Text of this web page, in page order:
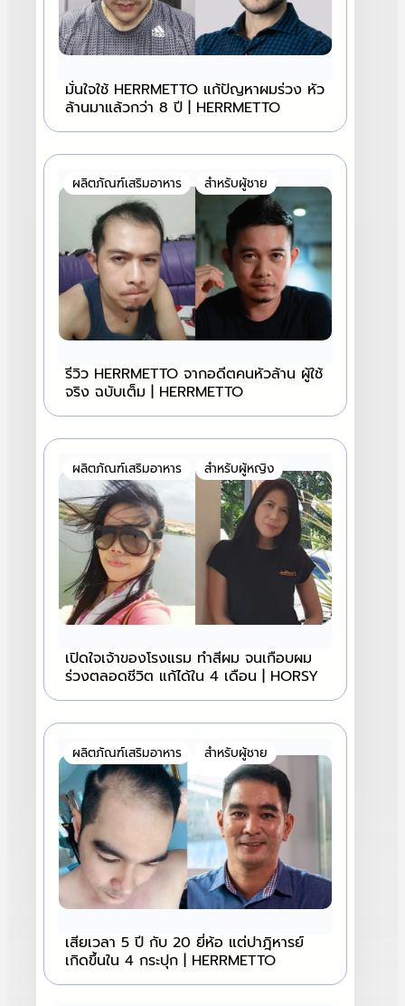
มั่นใจใช้ HERRMETTO แก้ปัญหาผมร่วง หัว
ล้านมาแล้วกว่า 8 ปี | HERRMETTO
ผลิตภัณฑ์เสริมอาหาร สำหรับผู้ชาย
รีวิว HERRMETTO จากอดีตคนหัวล้าน ผู้ใช้
จริง ฉบับเต็ม | HERRMETTO
ผลิตภัณฑ์เสริมอาหาร สำหรับผู้หญิง
เปิดใจเจ้าของโรงแรม ทำสีผม จนเกือบผม
ร่วงตลอดชีวิต แก้ได้ใน 4 เดือน | HORSY
ผลิตภัณฑ์เสริมอาหาร สำหรับผู้ชาย
เสียเวลา 5 ปี กับ 20 ยี่ห้อ แต่ปาฎิหารย์
เกิดขึ้นใน 4 กระปุก | HERRMETTO